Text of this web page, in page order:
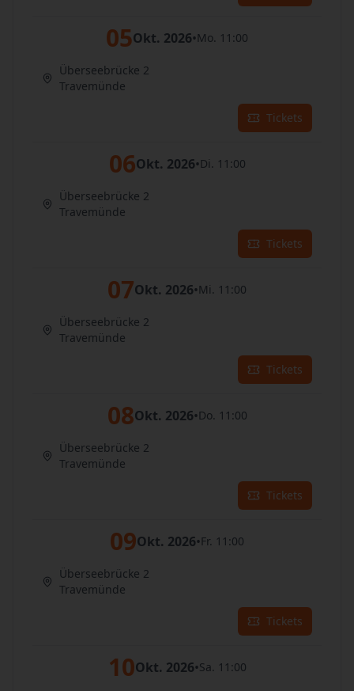
05Okt. 2026•Mo. 11:00
Überseebrücke 2
Travemünde
Tickets
06Okt. 2026•Di. 11:00
Überseebrücke 2
Travemünde
Tickets
07Okt. 2026•Mi. 11:00
Überseebrücke 2
Travemünde
Tickets
08Okt. 2026•Do. 11:00
Überseebrücke 2
Travemünde
Tickets
09Okt. 2026•Fr. 11:00
Überseebrücke 2
Travemünde
Tickets
10Okt. 2026•Sa. 11:00